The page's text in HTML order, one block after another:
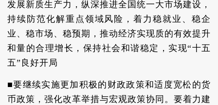
发展新质生产力，纵深推进全国统一大市场建设，
持续防范化解重点领域风险，着力稳就业、稳企
业、稳市场、稳预期，推动经济实现质的有效提升
和量的合理增长，保持社会和谐稳定，实现“十五
五”良好开局
■要继续实施更加积极的财政政策和适度宽松的货
币政策，强化改革举措与宏观政策协同。要着力建